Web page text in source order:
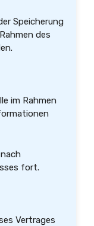
Speicherung
des
im Rahmen
fort.
Vertrages